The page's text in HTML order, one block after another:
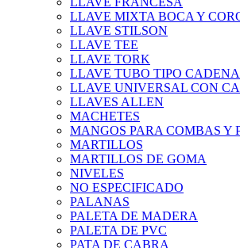
LLAVE MIXTA BOCA Y
LLAVE STILSON
LLAVE TEE
LLAVE TORK
LLAVE TUBO TIPO CADENA
LLAVE UNIVERSAL CON
LLAVES ALLEN
MACHETES
MANGOS PARA COMBAS Y
MARTILLOS
MARTILLOS DE GOMA
NIVELES
NO ESPECIFICADO
PALANAS
PALETA DE MADERA
PALETA DE PVC
PATA DE CABRA